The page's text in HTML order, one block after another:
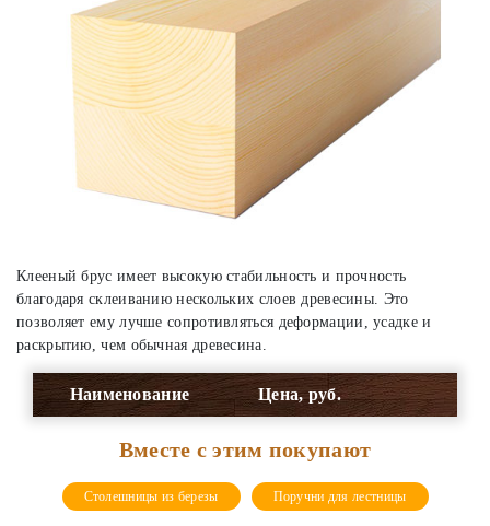
Клееный брус имеет высокую стабильность и прочность
благодаря склеиванию нескольких слоев древесины. Это
позволяет ему лучше сопротивляться деформации, усадке и
раскрытию, чем обычная древесина.
Наименование Цена, руб.
Вместе с этим покупают
Столешницы из березы Поручни для лестницы